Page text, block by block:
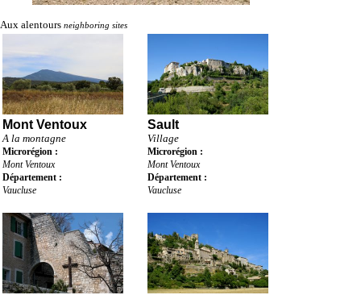
Aux alentours neighboring sites
Mont Ventoux
A la montagne
Microrégion :
Mont Ventoux
Département :
Vaucluse
Sault
Village
Microrégion :
Mont Ventoux
Département :
Vaucluse